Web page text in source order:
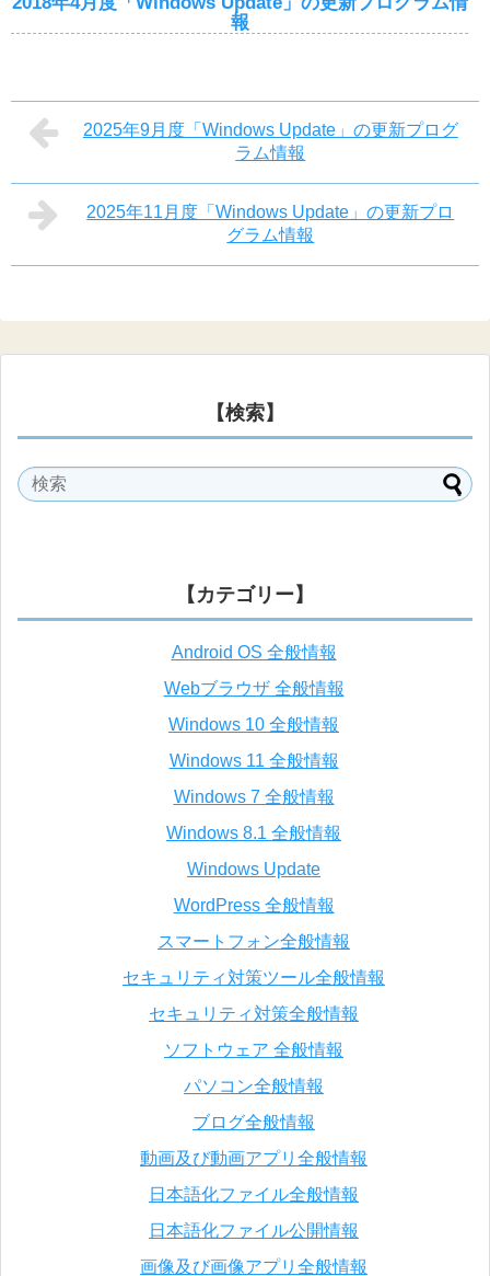
報
2025年9月度「Windows Update」の更新プログ
ラム情報
2025年11月度「Windows Update」の更新プロ
グラム情報
【検索】
【カテゴリー】
Android OS 全般情報
Webブラウザ 全般情報
Windows 10 全般情報
Windows 11 全般情報
Windows 7 全般情報
Windows 8.1 全般情報
Windows Update
WordPress 全般情報
スマートフォン全般情報
セキュリティ対策ツール全般情報
セキュリティ対策全般情報
ソフトウェア 全般情報
パソコン全般情報
ブログ全般情報
動画及び動画アプリ全般情報
日本語化ファイル全般情報
日本語化ファイル公開情報
画像及び画像アプリ全般情報